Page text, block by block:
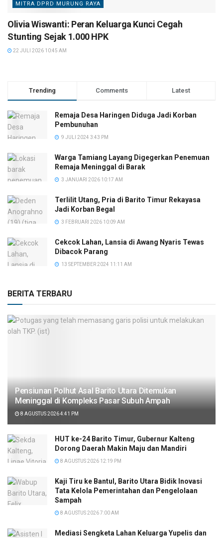
MITRA DPRD MURUNG RAYA
Olivia Wiswanti: Peran Keluarga Kunci Cegah
Stunting Sejak 1.000 HPK
22 JULI 2026 10:45 AM
Trending Comments Latest
Remaja Desa Haringen Diduga Jadi Korban
Pembunuhan
9 JULI 2024 3:43 PM
Warga Tamiang Layang Digegerkan Penemuan
Remaja Meninggal di Barak
3 JANUARI 2026 10:17 AM
Terlilit Utang, Pria di Barito Timur Rekayasa
Jadi Korban Begal
3 FEBRUARI 2026 10:09 AM
Cekcok Lahan, Lansia di Awang Nyaris Tewas
Dibacok Parang
13 SEPTEMBER 2024 11:11 AM
BERITA TERBARU
Pensiunan Polhut Asal Barito Utara Ditemukan
Meninggal di Kompleks Pasar Subuh Ampah
8 AGUSTUS 2026 4:41 PM
HUT ke-24 Barito Timur, Gubernur Kalteng
Dorong Daerah Makin Maju dan Mandiri
8 AGUSTUS 2026 12:19 PM
Kaji Tiru ke Bantul, Barito Utara Bidik Inovasi
Tata Kelola Pemerintahan dan Pengelolaan
Sampah
8 AGUSTUS 2026 7:00 AM
Mediasi Sengketa Lahan Keluarga Yupelis dan